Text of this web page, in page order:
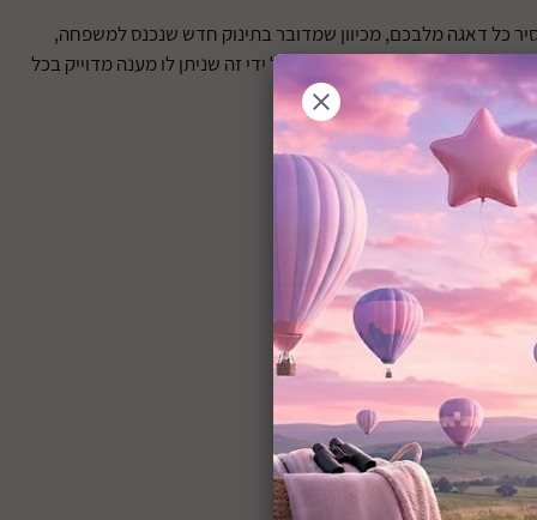
כל דאגה מלבכם, מכיוון שמדובר בתינוק חדש שנכנס למשפחה,
ובכך גם לחסוך לו כסף רב על ידי זה שניתן לו מענה מדוייק בכל